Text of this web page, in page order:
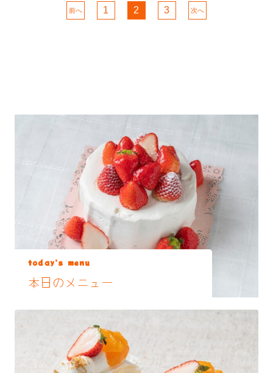
前へ 1 2 3 次へ
today’s menu
本日のメニュー